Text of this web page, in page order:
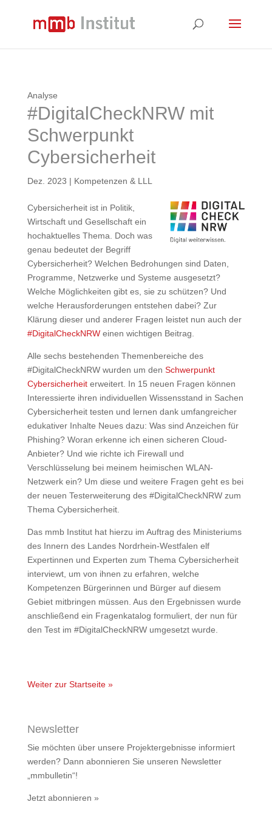
Analyse
#DigitalCheckNRW mit
Schwerpunkt
Cybersicherheit
Dez. 2023 | Kompetenzen & LLL
Cybersicherheit ist in Politik,
Wirtschaft und Gesellschaft ein
hochaktuelles Thema. Doch was
genau bedeutet der Begriff
Cybersicherheit? Welchen Bedrohungen sind Daten,
Programme, Netzwerke und Systeme ausgesetzt?
Welche Möglichkeiten gibt es, sie zu schützen? Und
welche Herausforderungen entstehen dabei? Zur
Klärung dieser und anderer Fragen leistet nun auch der
#DigitalCheckNRWeinen wichtigen Beitrag.
Alle sechs bestehenden Themenbereiche des
#DigitalCheckNRW wurden um den Schwerpunkt
Cybersicherheiterweitert. In 15 neuen Fragen können
Interessierte ihren individuellen Wissensstand in Sachen
Cybersicherheit testen und lernen dank umfangreicher
edukativer Inhalte Neues dazu: Was sind Anzeichen für
Phishing? Woran erkenne ich einen sicheren Cloud-
Anbieter? Und wie richte ich Firewall und
Verschlüsselung bei meinem heimischen WLAN-
Netzwerk ein? Um diese und weitere Fragen geht es bei
der neuen Testerweiterung des #DigitalCheckNRW zum
Thema Cybersicherheit.
Das mmb Institut hat hierzu im Auftrag des Ministeriums
des Innern des Landes Nordrhein-Westfalen elf
Expertinnen und Experten zum Thema Cybersicherheit
interviewt, um von ihnen zu erfahren, welche
Kompetenzen Bürgerinnen und Bürger auf diesem
Gebiet mitbringen müssen. Aus den Ergebnissen wurde
anschließend ein Fragenkatalog formuliert, der nun für
den Test im #DigitalCheckNRW umgesetzt wurde.
Weiter zur Startseite »
Newsletter
Sie möchten über unsere Projektergebnisse informiert
werden? Dann abonnieren Sie unseren Newsletter
„mmbulletin“!
Jetzt abonnieren »